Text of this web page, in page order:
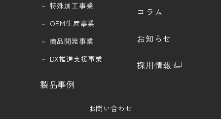
－ 特殊加工事業
－ OEM生産事業
－ 商品開発事業
－ DX推進支援事業
製品事例
コラム
お知らせ
採用情報
お問い合わせ